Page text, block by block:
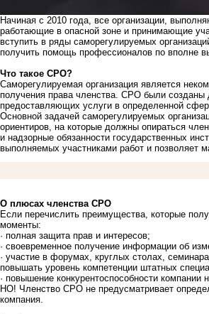
Начиная с 2010 года, все организации,
работающие в опасной зоне и принимающие
вступить в ряды саморегулируемых
получить помощь профессионалов по вполне
Что такое СРО?
Саморегулируемая организация является
получения права членства. СРО были созданы
предоставляющих услуги в определенной
Основной задачей саморегулируемых
ориентиров, на которые должны опираться
и надзорные обязанности государственных
выполняемых участниками работ и позволяет
О плюсах членства СРО
Если перечислить преимущества, которые
моменты:
· полная защита прав и интересов;
· своевременное получение информации об
· участие в форумах, круглых столах,
повышать уровень компетенции штатных
· повышение конкурентоспособности компании
НО! Членство СРО не предусматривает
компания.